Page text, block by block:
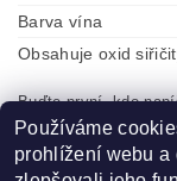
Barva vína
Obsahuje oxid
Buďte první, kdo
Přidat
Používáme
prohlížení webu a